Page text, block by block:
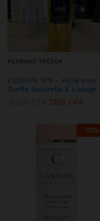
KENBANG TRÉSOR
L’UODAIS N°5 – Huile pour
Greffe Naturelle & Lissage
2159 CFA
-12%